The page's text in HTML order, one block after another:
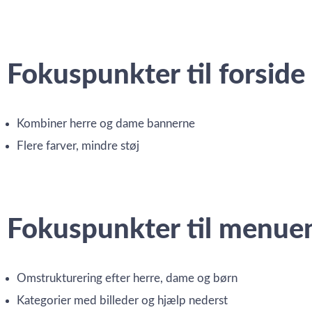
Fokuspunkter til forside
Kombiner herre og dame bannerne
Flere farver, mindre støj
Fokuspunkter til
Omstrukturering efter herre, dame og børn
Kategorier med billeder og hjælp nederst